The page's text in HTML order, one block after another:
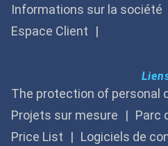
Informations sur la société
Espace Client
The protection of personal
Projets sur mesure
Parc
Price List
Logiciels de